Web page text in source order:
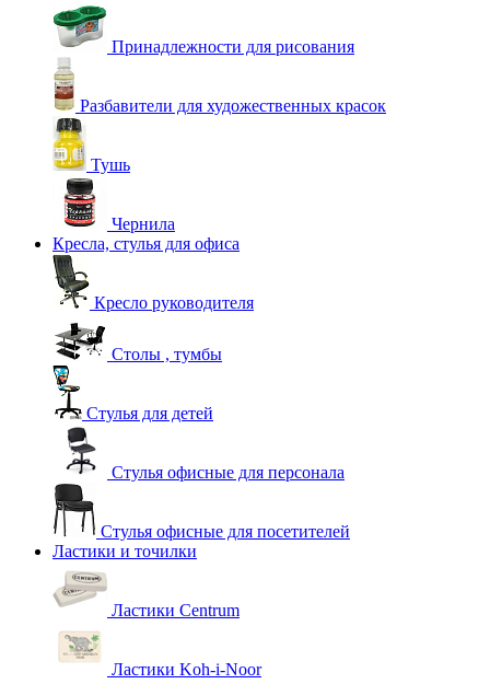
Принадлежности для рисования
Разбавители для художественных красок
Тушь
Чернила
Кресла, стулья для офиса
Кресло руководителя
Столы , тумбы
Стулья для детей
Стулья офисные для персонала
Стулья офисные для посетителей
Ластики и точилки
Ластики Centrum
Ластики Koh-i-Noor